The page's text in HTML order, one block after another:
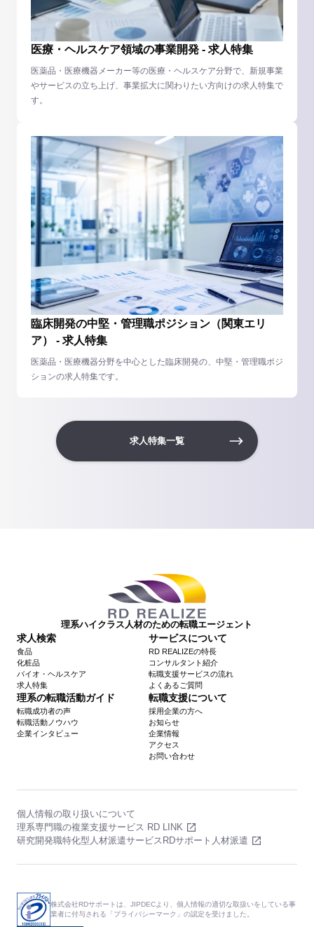
医療・ヘルスケア領域の事業開発 - 求人特集
医薬品・医療機器メーカー等の医療・ヘルスケア分野で、新規事業
やサービスの立ち上げ、事業拡大に関わりたい方向けの求人特集で
す。
臨床開発の中堅・管理職ポジション（関東エリ
ア） - 求人特集
医薬品・医療機器分野を中心とした臨床開発の、中堅・管理職ポジ
ションの求人特集です。
求人特集一覧
理系ハイクラス人材のための転職エージェント
求人検索
食品
化粧品
バイオ・ヘルスケア
求人特集
サービスについて
RD REALIZEの特長
コンサルタント紹介
転職支援サービスの流れ
よくあるご質問
理系の転職活動ガイド
転職成功者の声
転職活動ノウハウ
企業インタビュー
転職支援について
採用企業の方へ
お知らせ
企業情報
アクセス
お問い合わせ
個人情報の取り扱いについて
理系専門職の複業支援サービス RD LINK
研究開発職特化型人材派遣サービスRDサポート人材派遣
株式会社RDサポートは、JIPDECより、個人情報の適切な取扱いをしている事
業者に付与される「プライバシーマーク」の認定を受けました。